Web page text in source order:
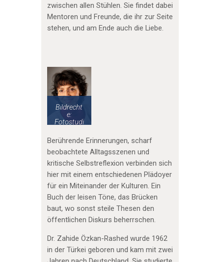
zwischen allen Stühlen. Sie findet dabei
Mentoren und Freunde, die ihr zur Seite
stehen, und am Ende auch die Liebe.
Bildrecht
e:
Fotostudi
Ridgewa
y
Berührende Erinnerungen, scharf
beobachtete Alltagsszenen und
kritische Selbstreflexion verbinden sich
hier mit einem entschiedenen Plädoyer
für ein Miteinander der Kulturen. Ein
Buch der leisen Töne, das Brücken
baut, wo sonst steile Thesen den
öffentlichen Diskurs beherrschen.
Dr. Zahide Özkan-Rashed wurde 1962
in der Türkei geboren und kam mit zwei